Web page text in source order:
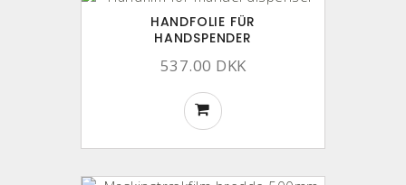
HANDFOLIE FÜR
HANDSPENDER
537.00 DKK